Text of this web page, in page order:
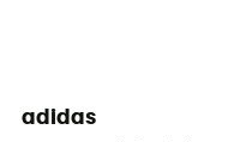
Schnürung
adidas